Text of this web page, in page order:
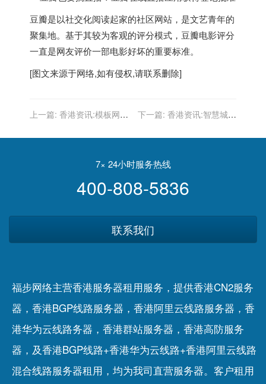
豆瓣是以社交化阅读起家的社区网站，是文艺青年的
聚集地。基于其较为客观的评分模式，豆瓣电影评分
一直是网友评价一部电影好坏的重要标准。
[图文来源于网络,如有侵权,请联系删除]
上一篇: 香港资讯:模板网站
说百度不收录？
下一篇: 香港资讯:智慧城市
里、腾讯的“雪球”还要滚多
7× 24小时服务热线
400-808-5836
联系我们
福步网络主营香港服务器租用服务，提供香港CN2服务
器，香港BGP线路服务器，香港阿里云线路服务器，香
港华为云线路务器，香港群站服务器，香港高防服务
器，及香港BGP线路+香港华为云线路+香港阿里云线路
混合线路服务器租用，均为我司直营服务器。客户租用